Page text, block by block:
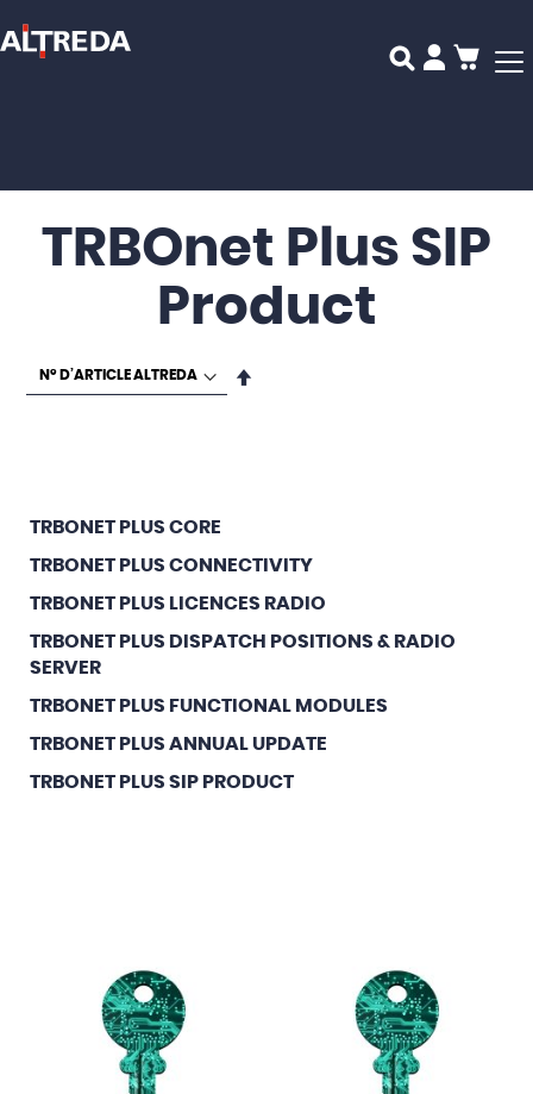
Mon
TRBOnet Plus SIP
Product
TRBONET PLUS CORE
TRBONET PLUS CONNECTIVITY
TRBONET PLUS LICENCES RADIO
TRBONET PLUS DISPATCH POSITIONS & RADIO
SERVER
TRBONET PLUS FUNCTIONAL MODULES
TRBONET PLUS ANNUAL UPDATE
TRBONET PLUS SIP PRODUCT